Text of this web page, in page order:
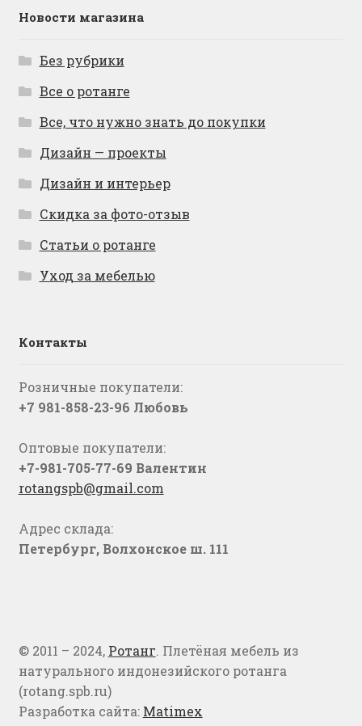
Новости магазина
Без рубрики
Все о ротанге
Все, что нужно знать до покупки
Дизайн — проекты
Дизайн и интерьер
Скидка за фото-отзыв
Статьи о ротанге
Уход за мебелью
Контакты
Розничные покупатели:
+7 981-858-23-96 Любовь
Оптовые покупатели:
+7-981-705-77-69 Валентин
rotangspb@gmail.com
Адрес склада:
Петербург, Волхонское ш. 111
© 2011 – 2024, Ротанг. Плетёная мебель из
натурального индонезийского ротанга
(rotang.spb.ru)
Разработка сайта: Matimex